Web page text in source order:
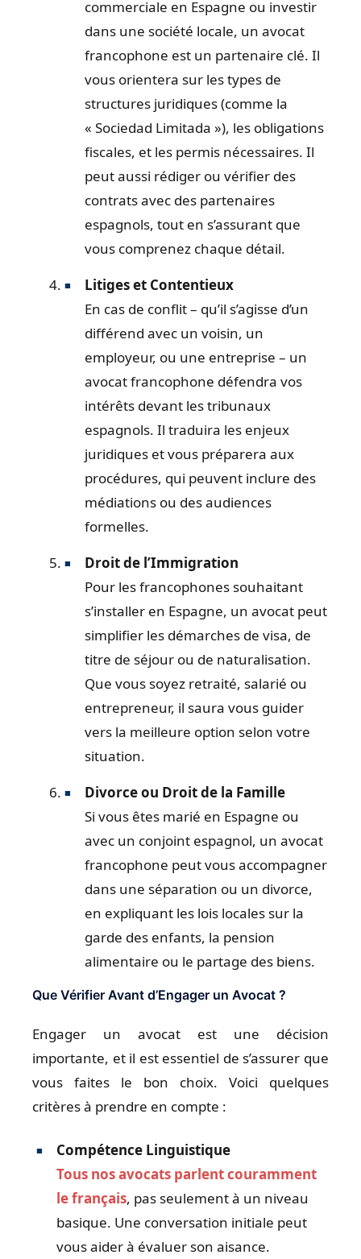
commerciale en Espagne ou investir
dans une société locale, un avocat
francophone est un partenaire clé. Il
vous orientera sur les types de
structures juridiques (comme la
« Sociedad Limitada »), les obligations
fiscales, et les permis nécessaires. Il
peut aussi rédiger ou vérifier des
contrats avec des partenaires
espagnols, tout en s’assurant que
vous comprenez chaque détail.
Litiges et Contentieux
En cas de conflit – qu’il s’agisse d’un
différend avec un voisin, un
employeur, ou une entreprise – un
avocat francophone défendra vos
intérêts devant les tribunaux
espagnols. Il traduira les enjeux
juridiques et vous préparera aux
procédures, qui peuvent inclure des
médiations ou des audiences
formelles.
Droit de l’Immigration
Pour les francophones souhaitant
s’installer en Espagne, un avocat peut
simplifier les démarches de visa, de
titre de séjour ou de naturalisation.
Que vous soyez retraité, salarié ou
entrepreneur, il saura vous guider
vers la meilleure option selon votre
situation.
Divorce ou Droit de la Famille
Si vous êtes marié en Espagne ou
avec un conjoint espagnol, un avocat
francophone peut vous accompagner
dans une séparation ou un divorce,
en expliquant les lois locales sur la
garde des enfants, la pension
alimentaire ou le partage des biens.
Que Vérifier Avant d’Engager un Avocat ?
Engager un avocat est une décision
importante, et il est essentiel de s’assurer que
vous faites le bon choix. Voici quelques
critères à prendre en compte :
Compétence Linguistique
Tous nos avocats parlent couramment
le français, pas seulement à un niveau
basique. Une conversation initiale peut
vous aider à évaluer son aisance.